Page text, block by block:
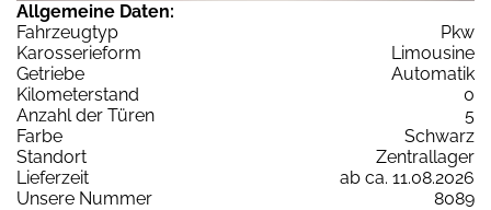
Allgemeine Daten:
Fahrzeugtyp
Pkw
Karosserieform
Limousine
Getriebe
Automatik
Kilometerstand
0
Anzahl der Türen
5
Farbe
Schwarz
Standort
Zentrallager
Lieferzeit
ab ca. 11.08.2026
Unsere Nummer
8089